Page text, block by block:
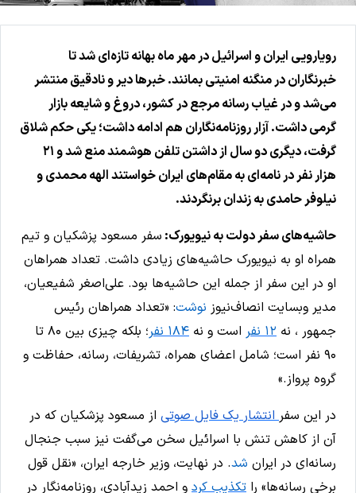
رویارویی ایران و اسرائیل در مهر ماه بهانه تازه‌ای شد تا
خبرنگاران در منگنه امنیتی بمانند. خبرها دیر و نادقیق منتشر
می‌شد و در غیاب رسانه مرجع در کشور، دروغ و شایعه بازار
گرمی داشت. آزار روزنامه‌نگاران هم ادامه داشت؛ یکی حکم شلاق
گرفت، دیگری دو سال از داشتن تلفن هوشمند منع شد و ۲۱
هزار نفر در نامه‌ای به مقام‌های ایران خواستند الهه محمدی و
نیلوفر حامدی به زندان برنگردند.
حاشیه‌های سفر دولت به نیویورک: سفر مسعود پزشکیان و تیم
همراه او به نیویورک حاشیه‌های زیادی داشت. تعداد همراهان
او در این سفر از جمله این حاشیه‌ها بود. علی‌اصغر شفیعیان،
مدیر وبسایت انصاف‌نیوز نوشت: «تعداد همراهان رئیس
جمهور ، نه ۱۲ نفر است و نه ۱۸۴ نفر
؛ بلکه چیزی بین ۸۰ تا
۹۰ نفر است؛ شامل اعضای همراه، تشریفات، رسانه، حفاظت و
گروه پرواز.»
در این سفرانتشار یک فایل صوتیاز مسعود پزشکیان که در
آن از کاهش تنش با اسرائیل سخن می‌گفت نیز سبب جنجال
رسانه‌ای در ایران شد. در نهایت، وزیر خارجه ایران، «نقل قول
برخی رسانه‌ها» را تکذیب کردو احمد زیدآبادی، روزنامه‌نگار در